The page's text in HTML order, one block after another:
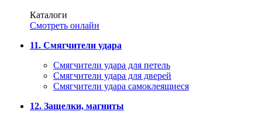
Каталоги
Смотреть онлайн
11. Смягчители удара
Смягчители удара для петель
Смягчители удара для дверей
Cмягчители удара самоклеящиеся
12. Защелки, магниты